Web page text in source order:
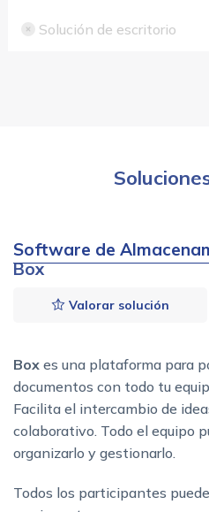
Solución de escritorio
Software de
Box
Valorar solución
Box es una plataforma para
documentos con todo tu
Facilita el intercambio de
colaborativo. Todo el equipo
organizarlo y gestionarlo.
Todos los participantes